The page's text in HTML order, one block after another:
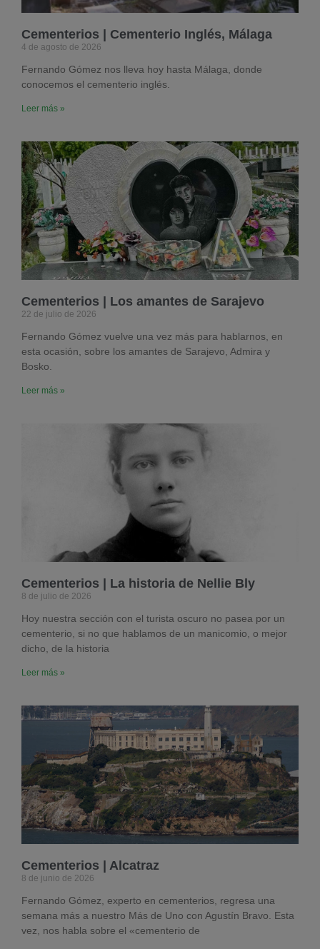
Cementerios | Cementerio Inglés, Málaga
4 de agosto de 2026
Fernando Gómez nos lleva hoy hasta Málaga, donde
conocemos el cementerio inglés.
Leer más »
Cementerios | Los amantes de Sarajevo
22 de julio de 2026
Fernando Gómez vuelve una vez más para hablarnos, en
esta ocasión, sobre los amantes de Sarajevo, Admira y
Bosko.
Leer más »
Cementerios | La historia de Nellie Bly
8 de julio de 2026
Hoy nuestra sección con el turista oscuro no pasea por un
cementerio, si no que hablamos de un manicomio, o mejor
dicho, de la historia
Leer más »
Cementerios | Alcatraz
8 de junio de 2026
Fernando Gómez, experto en cementerios, regresa una
semana más a nuestro Más de Uno con Agustín Bravo. Esta
vez, nos habla sobre el «cementerio de